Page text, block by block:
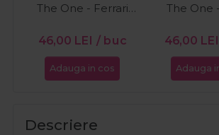
The One - Ferrari
46,00 LEI / buc
Adauga in cos
The One
46,00 LEI
Adauga
Descriere